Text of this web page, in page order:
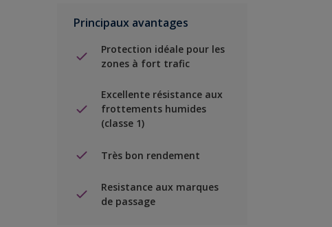
Principaux avantages
Protection idéale pour les
zones à fort trafic
Excellente résistance aux
frottements humides
(classe 1)
Très bon rendement
Resistance aux marques
de passage